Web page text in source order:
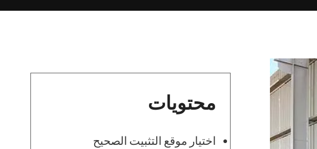
محتويات
اختيار موقع التثبيت الصحيح